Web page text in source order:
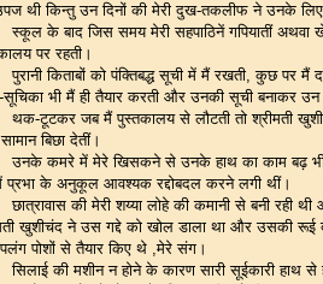
थी किन्तु उन दिनों की मेरी दुख-तकलीफ ने उनके
स्कूल के बाद जिस समय मेरी सहपाठिनें गपियातीं अथवा
पर रहती।
पुरानी किताबों को पंक्तिबद्ध सूची में मैं रखती, कुछ पर
सूचिका भी मैं ही तैयार करती और उनकी सूची बनाकर उन
थक-टूटकर जब मैं पुस्तकालय से लौटती तो श्रीमती
बिछा देतीं।
उनके कमरे में मेरे खिसकने से उनके हाथ का काम बढ़ भी
प्रभा के अनुकूल आवश्यक रद्दोबदल करने लगी थीं।
छात्रावास की मेरी शय्या लोहे की कमानी से बनी रही
खुशीचंद ने उस गद्दे को खोल डाला था और उसकी रूई
पोशों से तैयार किए थे ,मेरे संग।
सिलाई की मशीन न होने के कारण सारी सूईकारी हाथ